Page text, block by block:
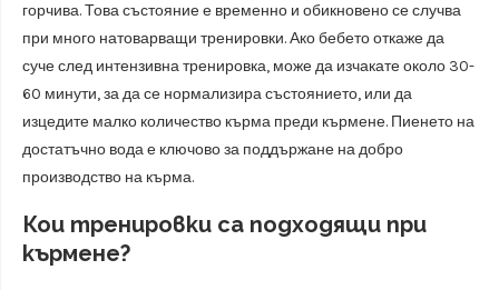
горчива. Това състояние е временно и обикновено се случва
при много натоварващи тренировки. Ако бебето откаже да
суче след интензивна тренировка, може да изчакате около 30-
60 минути, за да се нормализира състоянието, или да
изцедите малко количество кърма преди кърмене. Пиенето на
достатъчно вода е ключово за поддържане на добро
производство на кърма.
Кои тренировки са подходящи при
кърмене?